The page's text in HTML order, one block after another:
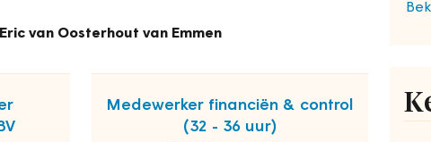
van Oosterhout van Emmen
Medewerker financiën & control
(32 - 36 uur)